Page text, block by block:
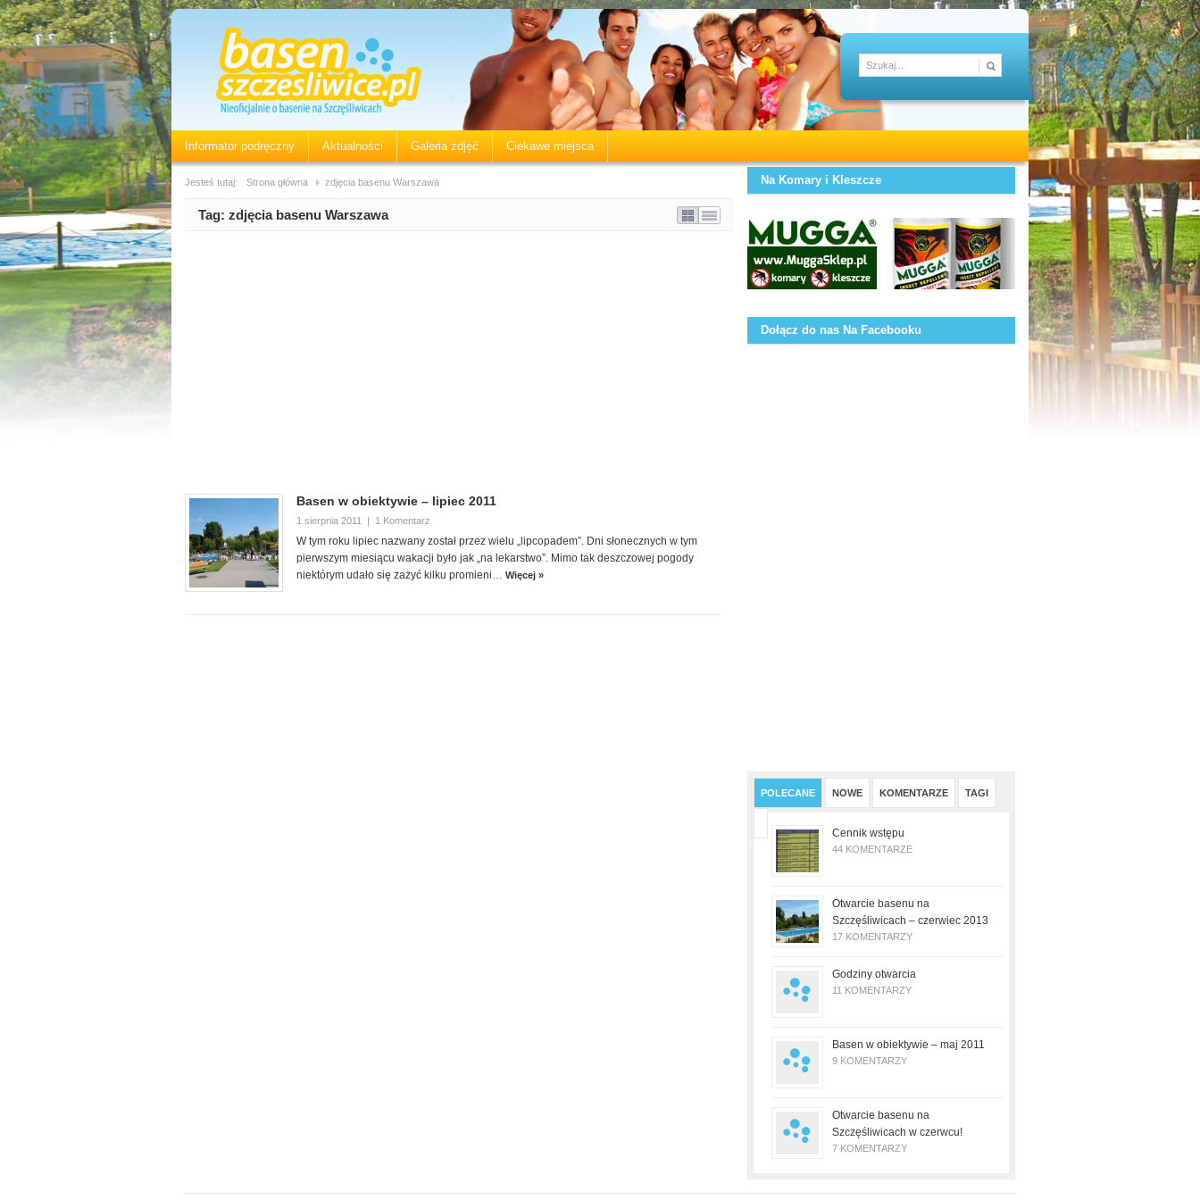
Informator podręczny Aktualności Galeria zdjęć Ciekawe miejsca
Jesteś tutaj: Strona główna zdjęcia basenu Warszawa
Tag: zdjęcia basenu Warszawa
Basen w obiektywie – lipiec 2011
1 sierpnia 2011 | 1 Komentarz
W tym roku lipiec nazwany został przez wielu „lipcopadem”. Dni słonecznych w tym
pierwszym miesiącu wakacji było jak „na lekarstwo”. Mimo tak deszczowej pogody
niektórym udało się zażyć kilku promieni… Więcej »
Na Komary i Kleszcze
Dołącz do nas Na Facebooku
POLECANE NOWE KOMENTARZE TAGI
Cennik wstępu
44 KOMENTARZE
Otwarcie basenu na
Szczęśliwicach – czerwiec 2013
17 KOMENTARZY
Godziny otwarcia
11 KOMENTARZY
Basen w obiektywie – maj 2011
9 KOMENTARZY
Otwarcie basenu na
Szczęśliwicach w czerwcu!
7 KOMENTARZY